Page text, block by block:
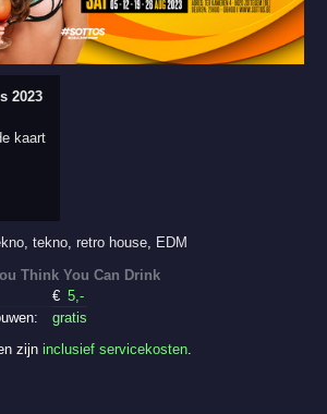
2023
,tekno,retro house, EDM
Think You Can Drink
€ 5 ,-
gratis
zijninclusief servicekosten